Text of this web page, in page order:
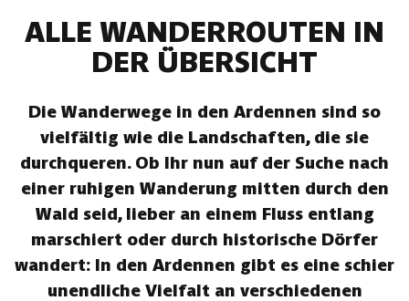
ALLE WANDERROUTEN IN
DER ÜBERSICHT
Die Wanderwege in den Ardennen sind so
vielfältig wie die Landschaften, die sie
durchqueren. Ob Ihr nun auf der Suche nach
einer ruhigen Wanderung mitten durch den
Wald seid, lieber an einem Fluss entlang
marschiert oder durch historische Dörfer
wandert: In den Ardennen gibt es eine schier
unendliche Vielfalt an verschiedenen